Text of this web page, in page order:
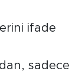
ifade
sadece